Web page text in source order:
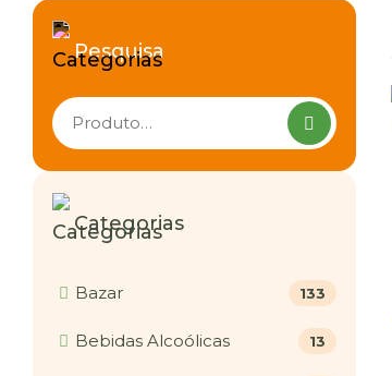
Pesquisa
Pesquisar
produtos
Categorias
Bazar 133
Bebidas Alcoólicas 13